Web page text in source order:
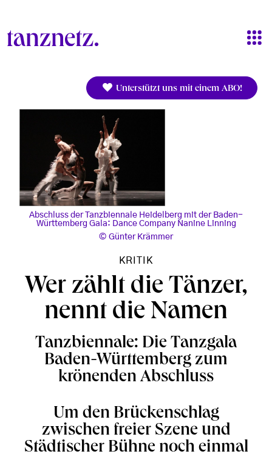
Unterstützt uns mit einem ABO!
Abschluss der Tanzbiennale Heidelberg mit der Baden-
Württemberg Gala: Dance Company Nanine Linning
Günter Krämmer
KRITIK
Wer zählt die Tänzer,
nennt die Namen
Tanzbiennale: Die Tanzgala
Baden-Württemberg zum
krönenden Abschluss
Um den Brückenschlag
zwischen freier Szene und
Städtischer Bühne noch einmal